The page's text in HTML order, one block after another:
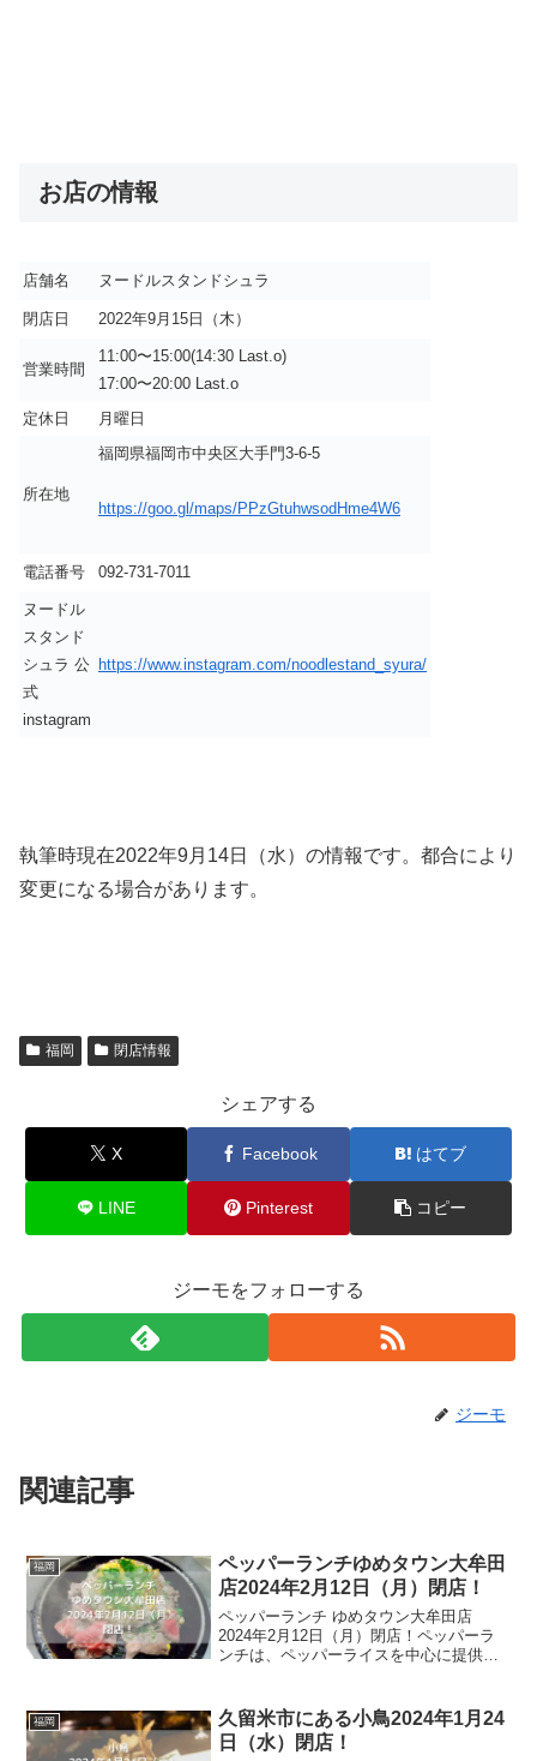
お店の情報
店舗名 ヌードルスタンドシュラ
閉店日 2022年9月15日（木）
営業時間
11:00〜15:00(14:30 Last.o)
17:00〜20:00 Last.o
定休日
月曜日
所在地
福岡県福岡市中央区大手門3-6-5
https://goo.gl/maps/PPzGtuhwsodHme4W6
電話番号 092-731-7011
ヌードル
スタンド
シュラ 公
式
instagram
https://www.instagram.com/noodlestand_syura/
執筆時現在2022年9月14日（水）の情報です。都合により
変更になる場合があります。
福岡 閉店情報
シェアする
X Facebook はてブ
LINE Pinterest コピー
ジーモをフォローする
ジーモ
関連記事
福岡
ペッパーランチゆめタウン大牟田
店2024年2月12日（月）閉店！
ペッパーランチ ゆめタウン大牟田店
2024年2月12日（月）閉店！ペッパーラ
ンチは、ペッパーライスを中心に提供し
して育てられたアンガス牛は、柔らかく
最後まで美味しく食...
福岡
久留米市にある小鳥2024年1月24
日（水）閉店！